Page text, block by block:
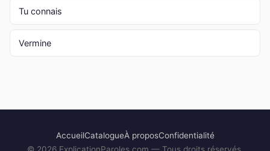
Tu connais
Vermine
AccueilCatalogueÀ proposConfidentialité